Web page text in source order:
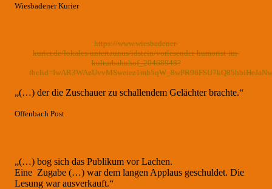
Wiesbadener Kurier
https://www.wiesbadener-
kurier.de/lokales/untertaunus/idstein/vorlesender-humorist-im-
kulturbahnhof_20468948?
„(…) der die Zuschauer zu schallendem Gelächter brachte.“
Offenbach Post
„(…) bog sich das Publikum vor Lachen.
Eine Zugabe (…) war dem langen Applaus geschuldet. Die
Lesung war ausverkauft.“